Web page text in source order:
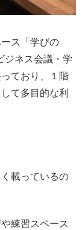
ス「学びの
ジネス会議・学
ており、１階
て多目的な利
載っているの
練習スペース